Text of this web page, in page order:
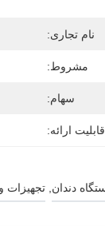
نام تجاری:
مشروط:
سهام:
قابلیت ارائه:
, تجهیزات